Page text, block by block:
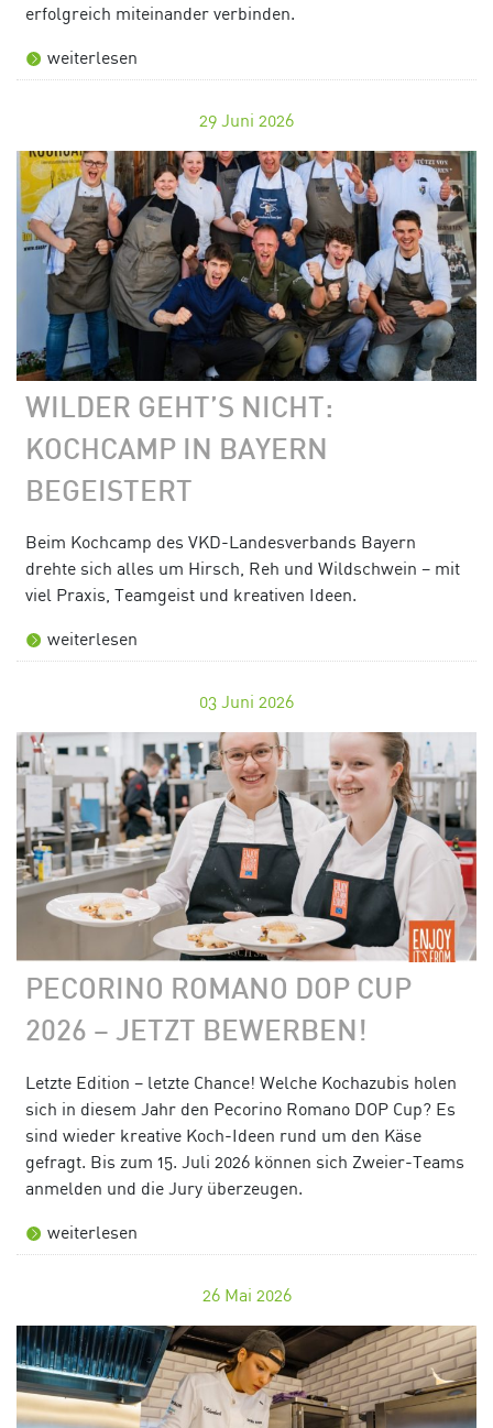
erfolgreich miteinander verbinden.
weiterlesen
29 Juni 2026
WILDER GEHT’S NICHT:
KOCHCAMP IN BAYERN
BEGEISTERT
Beim Kochcamp des VKD-Landesverbands Bayern
drehte sich alles um Hirsch, Reh und Wildschwein – mit
viel Praxis, Teamgeist und kreativen Ideen.
weiterlesen
03 Juni 2026
PECORINO ROMANO DOP CUP
2026 – JETZT BEWERBEN!
Letzte Edition – letzte Chance! Welche Kochazubis holen
sich in diesem Jahr den Pecorino Romano DOP Cup? Es
sind wieder kreative Koch-Ideen rund um den Käse
gefragt. Bis zum 15. Juli 2026 können sich Zweier-Teams
anmelden und die Jury überzeugen.
weiterlesen
26 Mai 2026